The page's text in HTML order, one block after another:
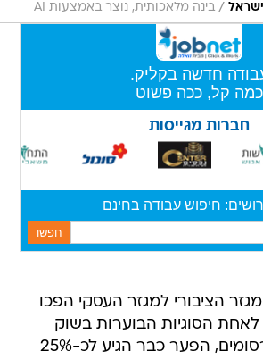
/ בינה מלאכותית, נוצר באמצעות AI
הציבורי למגזר העסקי הפכו
הסוגיות הבוערות בשוק
העבודה. לפי הפרסומים, הפער כבר הגיע לכ-25%